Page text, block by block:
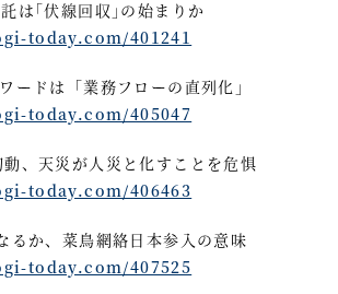
は｢伏線回収｣の始まりか
today.com/401241
ードは「業務フローの直列化」
today.com/405047
、天災が人災と化すことを危惧
today.com/406463
るか、菜鳥網絡日本参入の意味
today.com/407525